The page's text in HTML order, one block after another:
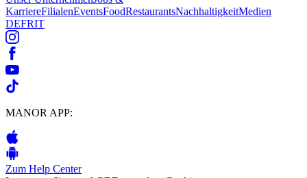
KarriereFilialenEventsFoodRestaurantsNachhaltigkeitMedien
DEFRIT
MANOR APP:
Zum Help Center